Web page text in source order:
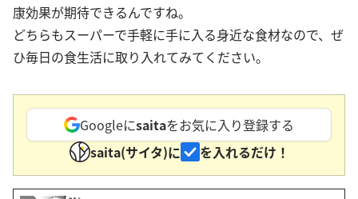
康効果が期待できるんですね。
どちらもスーパーで手軽に手に入る身近な食材なので、ぜ
ひ毎日の食生活に取り入れてみてください。
Googleにsaitaをお気に入り登録する
saita(サイタ)に
を入れるだけ！